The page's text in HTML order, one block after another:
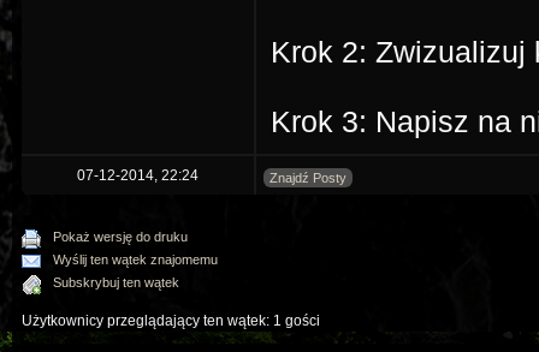
Krok 2: Zwizualizuj
Krok 3: Napisz na
07-12-2014, 22:24 Znajdź Posty
Pokaż wersję do druku
Wyślij ten wątek znajomemu
Subskrybuj ten wątek
Użytkownicy przeglądający ten wątek: 1 gości